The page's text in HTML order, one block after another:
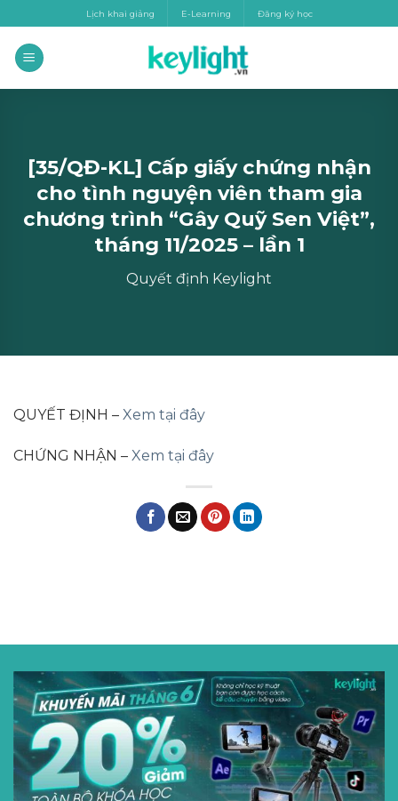
to
content
Lịch khai giảng E-Learning Đăng ký học
[35/QĐ-KL] Cấp giấy chứng nhận
cho tình nguyện viên tham gia
chương trình “Gây Quỹ Sen Việt”,
tháng 11/2025 – lần 1
Quyết định Keylight
QUYẾT ĐỊNH – Xem tại đây
CHỨNG NHẬN – Xem tại đây